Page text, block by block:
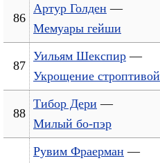
86
Артур Голден —
Мемуары гейши
87
Уильям Шекспир —
Укрощение строптивой
88
Тибор Дери —
Милый бо-пэр
Рувим Фраерман —